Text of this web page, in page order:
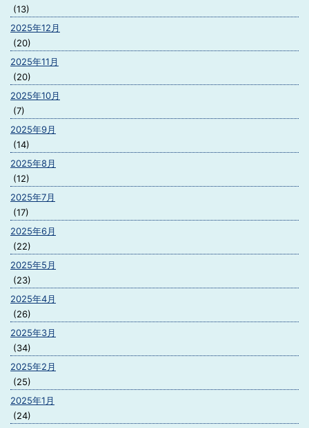
(13)
2025年12月
(20)
2025年11月
(20)
2025年10月
(7)
2025年9月
(14)
2025年8月
(12)
2025年7月
(17)
2025年6月
(22)
2025年5月
(23)
2025年4月
(26)
2025年3月
(34)
2025年2月
(25)
2025年1月
(24)